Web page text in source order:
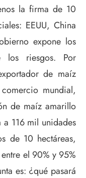
la firma de 10
EEUU, China
expone los
los riesgos. Por
de maíz
mundial,
de maíz amarillo
116 mil unidades
de 10 hectáreas,
el 90% y 95%
es: ¿qué pasará